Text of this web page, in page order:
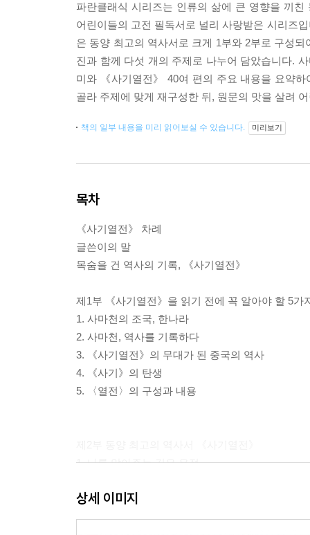
파란클래식 시리즈는 인류의 삶에 큰 영향을 끼
어린이들의 고전 필독서로 널리 사랑받은 시리즈
은 동양 최고의 역사서로 크게 1부와 2부로 구성
진과 함께 다섯 개의 주제로 나누어 담았습니다.
미와 《사기열전》 40여 편의 주요 내용을 요약
골라 주제에 맞게 재구성한 뒤, 원문의 맛을 살려
책의 일부 내용을 미리 읽어보실 수 있습니다. 미리보기
목차
《사기열전》 차례
글쓴이의 말
목숨을 건 역사의 기록, 《사기열전》
제1부 《사기열전》을 읽기 전에 꼭 알아야 할 5가
1. 사마천의 조국, 한나라
2. 사마천, 역사를 기록하다
3. 《사기열전》의 무대가 된 중국의 역사
4. 《사기》의 탄생
5. 〈열전〉의 구성과 내용
1. 나를 알아주는 깊은 우정
3. 인내의 시기와 결단의 시기
4. 널리 인재를 모으다
상세 이미지